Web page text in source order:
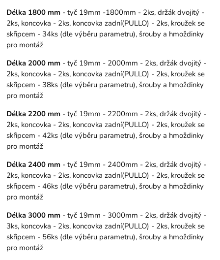
Délka 1800 mm - tyč 19mm -1800mm - 2ks, držák dvojitý -
2ks, koncovka - 2ks, koncovka zadní(PULLO) - 2ks, kroužek se
skřipcem - 34ks (dle výběru parametru), šrouby a hmoždinky
pro montáž
Délka 2000 mm - tyč 19mm - 2000mm - 2ks, držák dvojitý -
2ks, koncovka - 2ks, koncovka zadní(PULLO) - 2ks, kroužek se
skřipcem - 38ks (dle výběru parametru), šrouby a hmoždinky
pro montáž
Délka 2200 mm - tyč 19mm - 2200mm - 2ks, držák dvojitý -
2ks, koncovka - 2ks, koncovka zadní(PULLO) - 2ks, kroužek se
skřipcem - 42ks (dle výběru parametru), šrouby a hmoždinky
pro montáž
Délka 2400 mm - tyč 19mm - 2400mm - 2ks, držák dvojitý -
2ks, koncovka - 2ks, koncovka zadní(PULLO) - 2ks, kroužek se
skřipcem - 46ks (dle výběru parametru), šrouby a hmoždinky
pro montáž
Délka 3000 mm - tyč 19mm - 3000mm - 2ks, držák dvojitý -
3ks, koncovka - 2ks, koncovka zadní(PULLO) - 2ks, kroužek se
skřipcem - 56ks (dle výběru parametru), šrouby a hmoždinky
pro montáž